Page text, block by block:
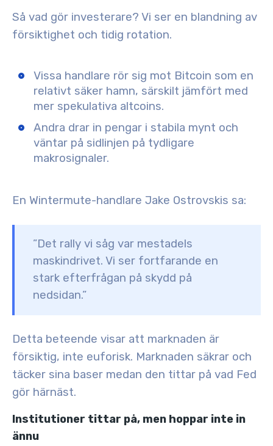
Så vad gör investerare? Vi ser en blandning av
försiktighet och tidig rotation.
Vissa handlare rör sig mot Bitcoin som en
relativt säker hamn, särskilt jämfört med
mer spekulativa altcoins.
Andra drar in pengar i stabila mynt och
väntar på sidlinjen på tydligare
makrosignaler.
En Wintermute-handlare Jake Ostrovskis sa:
”Det rally vi såg var mestadels
maskindrivet. Vi ser fortfarande en
stark efterfrågan på skydd på
nedsidan.”
Detta beteende visar att marknaden är
försiktig, inte euforisk. Marknaden säkrar och
täcker sina baser medan den tittar på vad Fed
gör härnäst.
Institutioner tittar på, men hoppar inte in
ännu